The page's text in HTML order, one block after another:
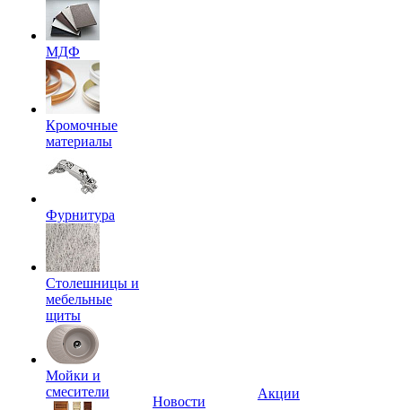
МДФ
Кромочные
материалы
Фурнитура
Столешницы и
мебельные
щиты
Мойки и
смесители
Новости
Акции